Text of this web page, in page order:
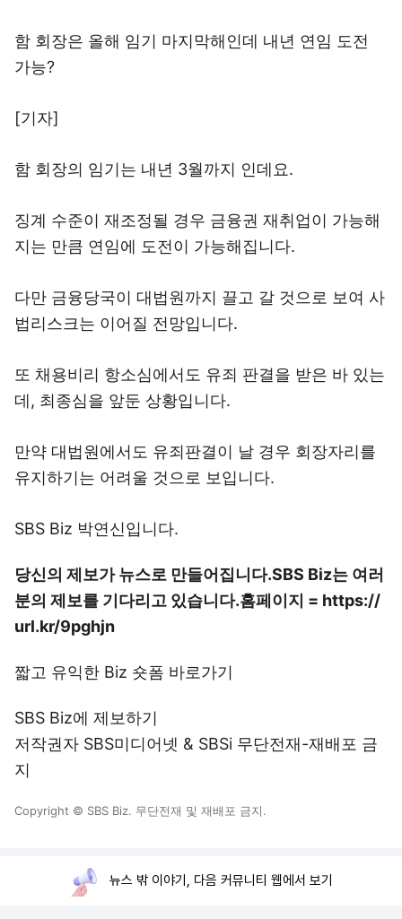
함 회장은 올해 임기 마지막해인데 내년 연임 도전
가능?
[기자]
함 회장의 임기는 내년 3월까지 인데요.
징계 수준이 재조정될 경우 금융권 재취업이 가능해
지는 만큼 연임에 도전이 가능해집니다.
다만 금융당국이 대법원까지 끌고 갈 것으로 보여 사
법리스크는 이어질 전망입니다.
또 채용비리 항소심에서도 유죄 판결을 받은 바 있는
데, 최종심을 앞둔 상황입니다.
만약 대법원에서도 유죄판결이 날 경우 회장자리를
유지하기는 어려울 것으로 보입니다.
SBS Biz 박연신입니다.
당신의 제보가 뉴스로 만들어집니다.SBS Biz는 여러
분의 제보를 기다리고 있습니다.홈페이지 = https://
url.kr/9pghjn
짧고 유익한 Biz 숏폼 바로가기
SBS Biz에 제보하기
저작권자 SBS미디어넷 & SBSi 무단전재-재배포 금
지
Copyright © SBS Biz. 무단전재 및 재배포 금지.
뉴스 밖 이야기, 다음 커뮤니티 웹에서 보기